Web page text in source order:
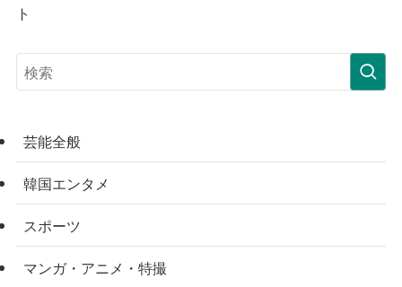
ト
芸能全般
韓国エンタメ
スポーツ
マンガ・アニメ・特撮